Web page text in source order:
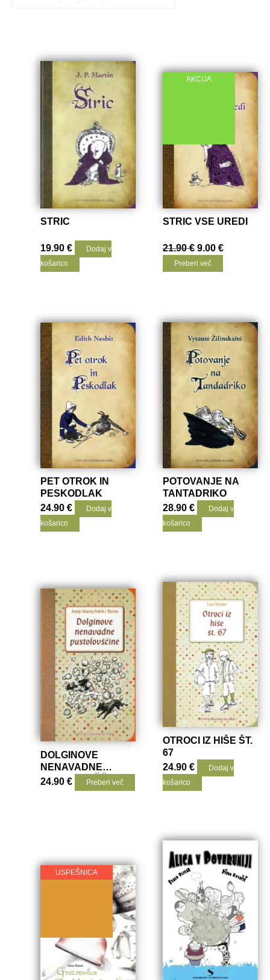
STRIC
19.90€
Dodaj v
košarico
AKCIJA
STRIC VSE UREDI
21.90€ Izvirna
cena
je
9.00€Trenutna
cena
Preberi več
PET OTROK IN
PESKODLAK
24.90€
Dodaj v
košarico
POTOVANJE NA
TANTADRIKO
28.90€
Dodaj v
košarico
DOLGINOVE
NENAVADNE
PUSTOLOVŠČINE
24.90€ Preberi več
OTROCI IZ HIŠE ŠT.
67
24.90€
Dodaj v
košarico
NOMINACIJA
NAGRADA
USPEŠNICA